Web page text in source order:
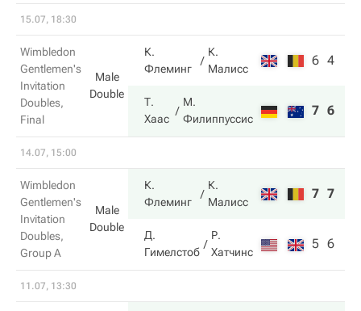
15.07, 18:30
Wimbledon
Gentlemen's
Invitation
Doubles,
Final
Male
Double
К.
Флеминг
К.
Малисс
6 4
Т.
Хаас
М.
Филиппуссис
7 6
14.07, 15:00
Wimbledon
Gentlemen's
Invitation
Doubles,
Group A
Male
Double
К.
Флеминг
К.
Малисс
7 7
Д.
Гимелстоб
Р.
Хатчинс
5 6
11.07, 13:30